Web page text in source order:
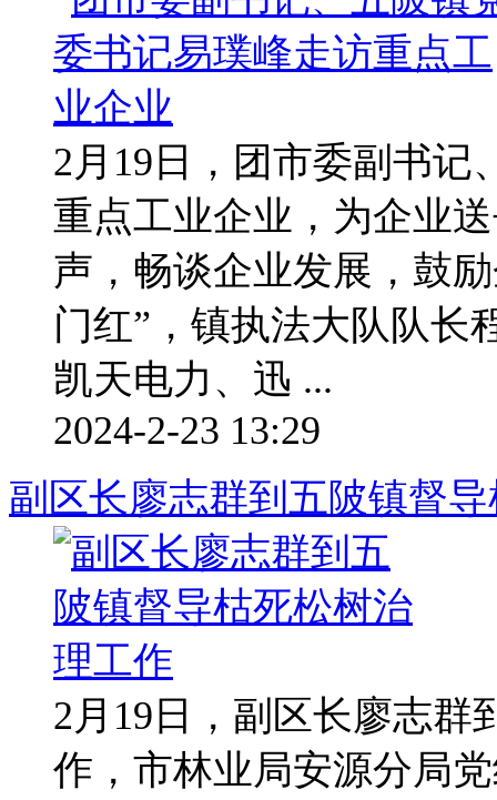
2月19日，团市委副书记
重点工业企业，为企业
声，畅谈企业发展，鼓
门红”，镇执法大队队长
凯天电力、迅 ...
2024-2-23 13:29
副区长廖志群到五陂镇督
2月19日，副区长廖志群
作，市林业局安源分局